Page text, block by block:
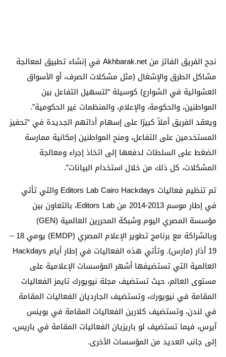
نجح الفريق الفائز من Akhbarak.net في إنشاء تطبيق لمعالجة
مشاكل الطرق والإشغال (مثل مشكلات الصرف، أو الأسواق
العشوائية في الشوارع) كوسيلة “لتسهيل التفاعل بين
المواطنين، والحكومة، والإعلام، والمنظمات غير الحكومية”.
ويعقد الفريق أملاً كبيرًا على إسهام أداتهم الجديدة في “تحفيز
المستخدمين على التفاعل، ومنح المواطنين إمكانية ممارسة
الضغط على السلطات لدفعها إلى اتخاذ إجراء ومعالجة
المشكلات، كل ذلك من خلال استخدام البيانات”.
تم تنظيم فعاليات Editors Lab Cairo Hackdays والتي تأتي
في إطار موسم 2013-2014 من Editors Lab، بالتعاون بين
مؤسسة المصري اليوم وشبكة المحررين العالمية (GEN)
وبالشراكة مع برنامج تطوير الإعلام المصري (EMDP) يومي 18 –
19 آذار (مارس). وتأتي هذه الفعاليات في إطار أيام Hackdays
العالمية التي تستضيفها أشهر المؤسسات الإعلامية على
مستوى العالم، حيث تستضيف مجلة نيويورك تايمز الفعاليات
المقامة في نيويورك، وتستضيف الجارديان الفعاليات المقامة
في لندن، وتستضيف كلارين الفعاليات المقامة في بوينس
آيرس، فيما تستضيف لو باريزيان الفعاليات المقامة في باريس،
إلى جانب العديد من المؤسسات الأخرى.